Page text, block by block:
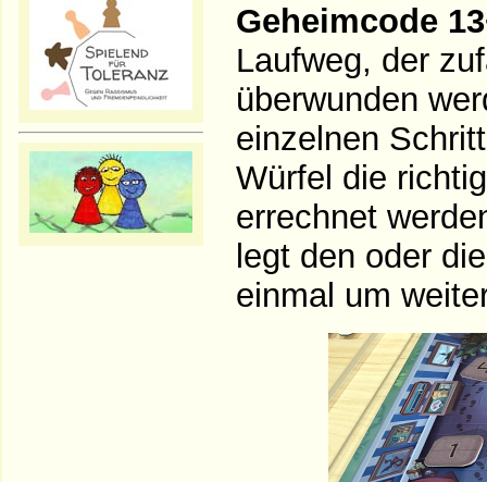
Geheimcode
Laufweg, der
überwunden
einzelnen
Würfel die
errechnet
legt den oder
einmal um